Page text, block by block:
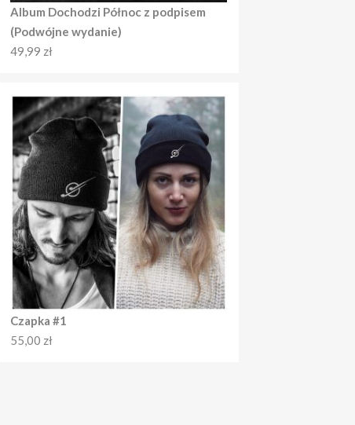
Album Dochodzi Północ z podpisem
(Podwójne wydanie)
49,99 zł
Czapka #1
55,00 zł